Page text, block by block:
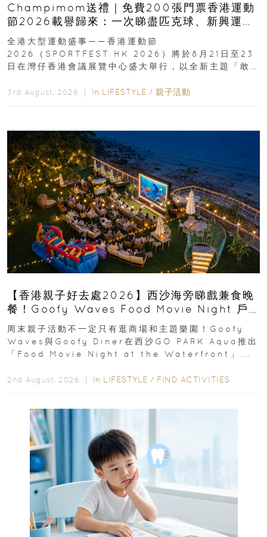
Champimom送禮｜免費200張門票香港運動
節2026載譽歸來：一次睇盡匹克球、新興運
動、街舞比賽＋逾百運動品牌展覽
全港大型運動盛事——香港運動節
2026（SPORTFEST HK 2026）將於8月21日至23
日在灣仔香港會議展覽中心盛大舉行，以全新主題「敢
3rd August, 2026 ｜ In LIFESTYLE / 親子活動
【香港親子好去處2026】西沙海旁睇戲兼食晚
餐！Goofy Waves Food Movie Night 戶
外影院逢週末登場
周末親子活動不一定只有逛商場和主題樂園！Goofy
Waves與Goofy Diner在西沙GO PARK Aqua推出
「Food Movie Night at the Waterfront」...
2nd August, 2026 ｜ In LIFESTYLE / FIND ACTIVITIES